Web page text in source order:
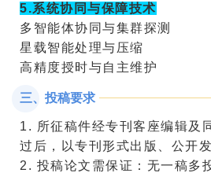
5.系统协同与保障技术
多智能体协同与集群探测
星载智能处理与压缩
高精度授时与自主维护
三、投稿要求
1. 所征稿件经专刊客座编辑及
过后，以专刊形式出版、公开发
2. 投稿论文需保证：无一稿多